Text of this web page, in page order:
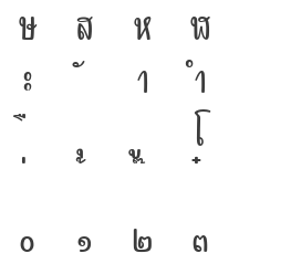
ษ ส ห
ฬ
ะ า
ำ
โ
๐ ๑ ๒
๓